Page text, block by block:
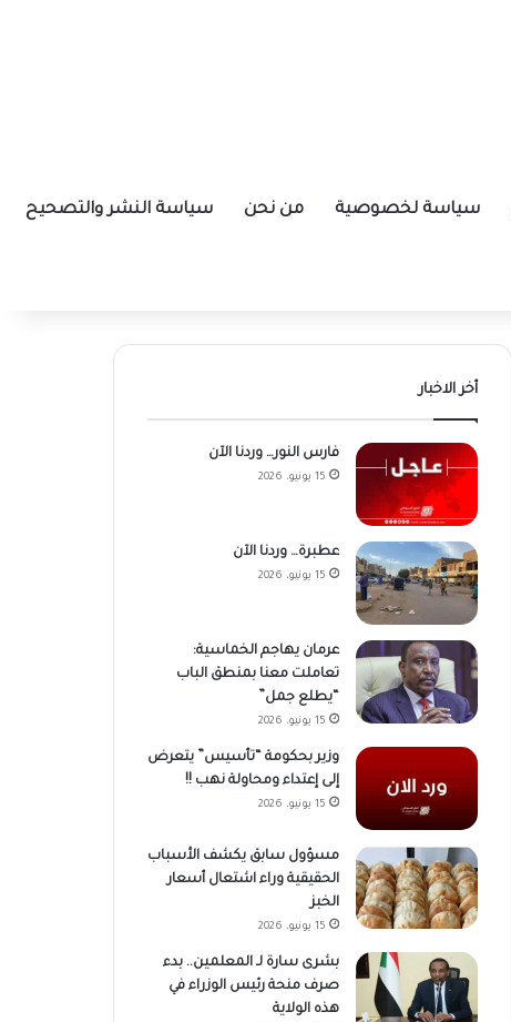
سياسة لخصوصية من نحن سياسة النشر والتصحيح
أخر الاخبار
فارس النور… وردنا الآن
15 يونيو، 2026
عطبرة… وردنا الآن
15 يونيو، 2026
عرمان يهاجم الخماسية:
تعاملت معنا بمنطق الباب
“يطلع جمل”
15 يونيو، 2026
وزير بحكومة “تأسيس” يتعرض
إلى إعتداء ومحاولة نهب !!
15 يونيو، 2026
مسؤول سابق يكشف الأسباب
الحقيقية وراء اشتعال أسعار
الخبز
15 يونيو، 2026
بشرى سارة لـ المعلمين.. بدء
صرف منحة رئيس الوزراء في
هذه الولاية